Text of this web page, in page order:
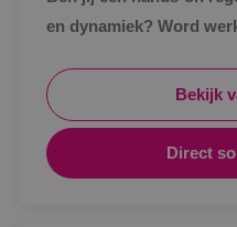
en dynamiek? Word
Bekijk
Direct